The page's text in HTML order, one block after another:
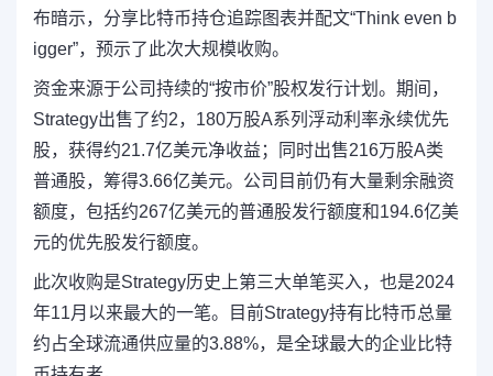
布暗示，分享比特币持仓追踪图表并配文“Think even b
igger”，预示了此次大规模收购。
资金来源于公司持续的“按市价”股权发行计划。期间，
Strategy出售了约2，180万股A系列浮动利率永续优先
股，获得约21.7亿美元净收益；同时出售216万股A类
普通股，筹得3.66亿美元。公司目前仍有大量剩余融资
额度，包括约267亿美元的普通股发行额度和194.6亿美
元的优先股发行额度。
此次收购是Strategy历史上第三大单笔买入，也是2024
年11月以来最大的一笔。目前Strategy持有比特币总量
约占全球流通供应量的3.88%，是全球最大的企业比特